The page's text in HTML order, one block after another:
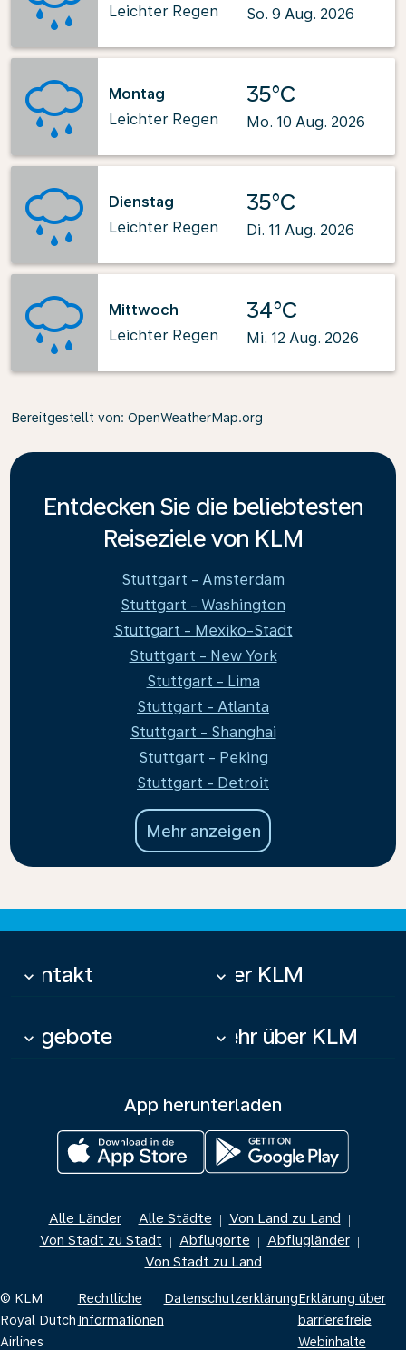
Leichter Regen
So. 9 Aug. 2026
Montag
Leichter Regen
35°C
Mo. 10 Aug. 2026
Dienstag
Leichter Regen
35°C
Di. 11 Aug. 2026
Mittwoch
Leichter Regen
34°C
Mi. 12 Aug. 2026
Bereitgestellt von: OpenWeatherMap.org
Entdecken Sie die beliebtesten
Reiseziele von KLM
Stuttgart - Amsterdam
Stuttgart - Washington
Stuttgart - Mexiko-Stadt
Stuttgart - New York
Stuttgart - Lima
Stuttgart - Atlanta
Stuttgart - Shanghai
Stuttgart - Peking
Stuttgart - Detroit
Mehr anzeigen
Kontakt
keyboard_arrow_down Über KLM
keyboard_arrow_down
Angebote
keyboard_arrow_down Mehr über KLM
keyboard_arrow_down
App herunterladen
Alle Länder | Alle Städte | Von Land zu Land |
Von Stadt zu Stadt | Abflugorte | Abflugländer |
Von Stadt zu Land
© KLM
Royal Dutch
Airlines
Rechtliche
Informationen
DatenschutzerklärungErklärung über
barrierefreie
Webinhalte